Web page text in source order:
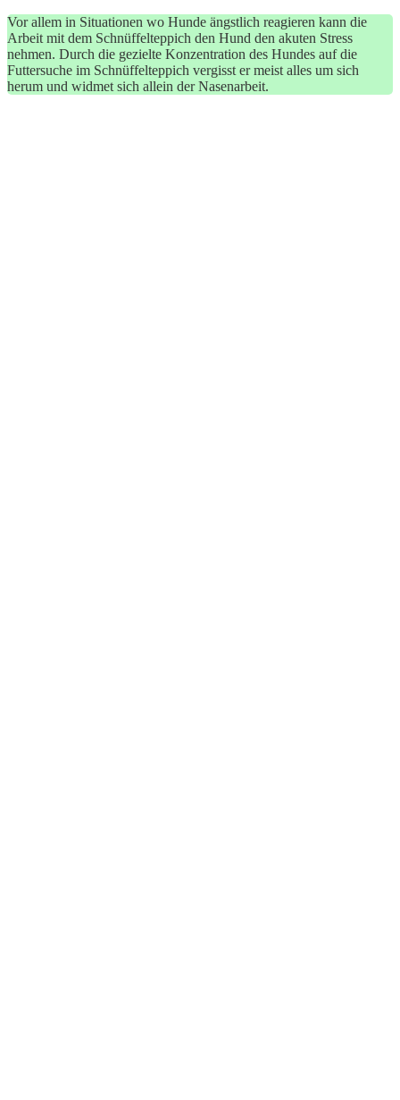
Vor allem in Situationen wo Hunde ängstlich reagieren kann die
Arbeit mit dem Schnüffelteppich den Hund den akuten Stress
nehmen. Durch die gezielte Konzentration des Hundes auf die
Futtersuche im Schnüffelteppich vergisst er meist alles um sich
herum und widmet sich allein der Nasenarbeit.